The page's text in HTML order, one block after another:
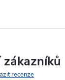
zákazníků
recenze